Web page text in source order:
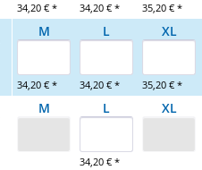
34,20 € * 34,20 € * 35,20 € *
M
34,20 € *
L
34,20 € *
XL
35,20 € *
M L
34,20 € *
XL